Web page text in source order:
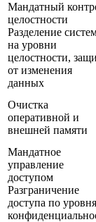
Мандатный
целостности
Разделение
на уровни
целостности,
от изменения
данных
Очистка
оперативной и
внешней памяти
Мандатное
управление
доступом
Разграничение
доступа по